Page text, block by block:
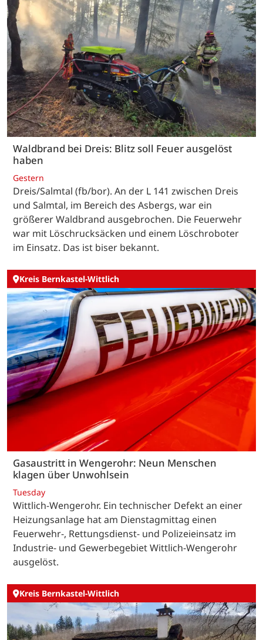
Waldbrand bei Dreis: Blitz soll Feuer ausgelöst
haben
Gestern
Dreis/Salmtal (fb/bor). An der L 141 zwischen Dreis
und Salmtal, im Bereich des Asbergs, war ein
größerer Waldbrand ausgebrochen. Die Feuerwehr
war mit Löschrucksäcken und einem Löschroboter
im Einsatz. Das ist biser bekannt.
Kreis Bernkastel-Wittlich
Gasaustritt in Wengerohr: Neun Menschen
klagen über Unwohlsein
Tuesday
Wittlich-Wengerohr. Ein technischer Defekt an einer
Heizungsanlage hat am Dienstagmittag einen
Feuerwehr-, Rettungsdienst- und Polizeieinsatz im
Industrie- und Gewerbegebiet Wittlich-Wengerohr
ausgelöst.
Kreis Bernkastel-Wittlich